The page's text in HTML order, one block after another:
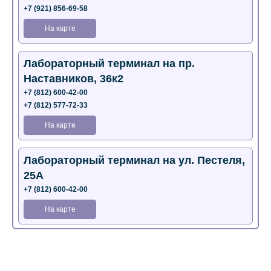
+7 (921) 856-69-58
На карте
Лабораторный терминал на пр.
Наставников, 36к2
+7 (812) 600-42-00
+7 (812) 577-72-33
На карте
Лабораторный терминал на ул. Пестеля,
25А
+7 (812) 600-42-00
На карте